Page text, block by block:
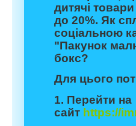
дитячі
до 20%. Як
соціальною
"Пакунок
бокс?
Для цього
1. Перейти на
сайт https://